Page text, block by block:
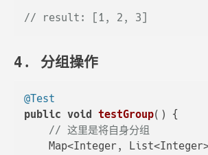
// result: [1, 2, 3]
4. 分组操作
@Test
public void testGroup()
{
// 这里是将自身分组